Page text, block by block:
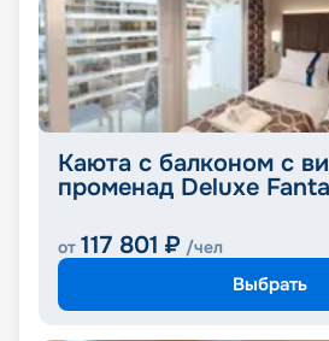
Каюта с балконом с
променад Deluxe
от 117 801 ₽ /чел
Выбрать